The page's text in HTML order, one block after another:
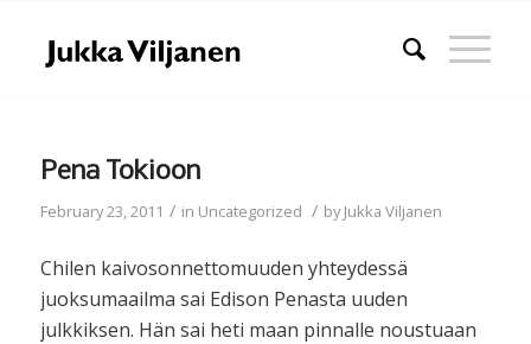
Pena Tokioon
February 23, 2011 / in Uncategorized / byJukka Viljanen
Chilen kaivosonnettomuuden yhteydessä
juoksumaailma sai Edison Penasta uuden
julkkiksen. Hän sai heti maan pinnalle noustuaan